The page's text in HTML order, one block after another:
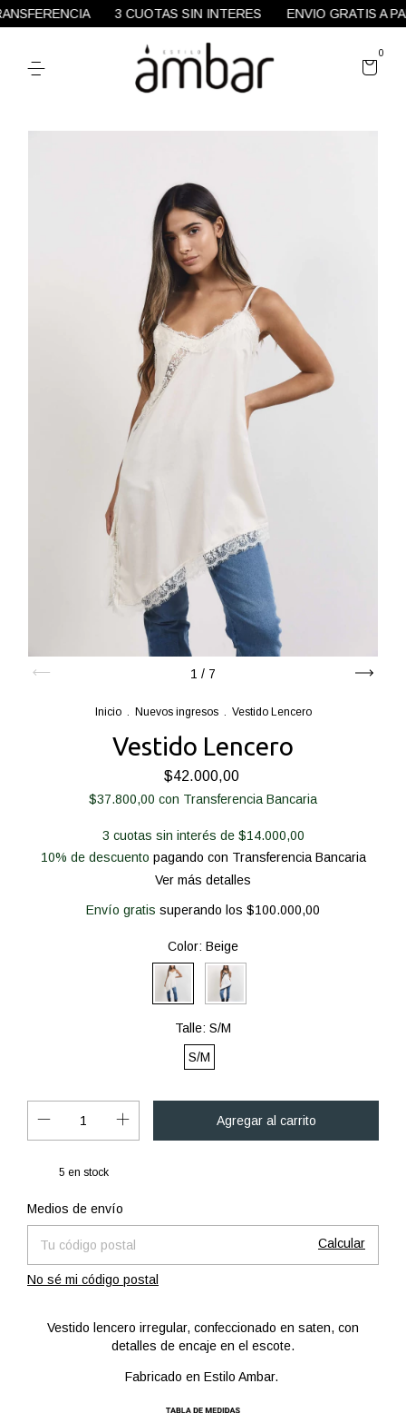
3 CUOTAS SIN INTERES ENVIO GRATIS A PARTIR
0
1 / 7
Inicio . Nuevos ingresos . Vestido Lencero
Vestido Lencero
$42.000,00
$37.800,00 con Transferencia Bancaria
3 cuotas sin interés de $14.000,00
10% de descuento pagando con Transferencia Bancaria
Ver más detalles
Envío gratis superando los $100.000,00
Color: Beige
Talle: S/M
S/M
5 en stock
Entregas para el CP:
Medios de envío
Calcular
No sé mi código postal
Vestido lencero irregular, confeccionado en saten, con
detalles de encaje en el escote.
Fabricado en Estilo Ambar.